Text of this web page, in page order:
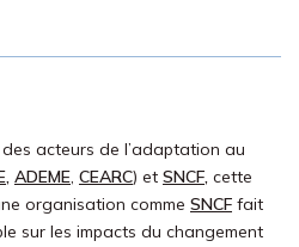
acteurs de l’adaptation au
ADEME, CEARC) et SNCF, cette
organisation comme SNCF fait
sur les impacts du changement